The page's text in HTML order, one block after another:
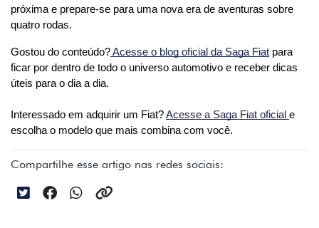
próxima e prepare-se para uma nova era de aventuras sobre
quatro rodas.
Gostou do conteúdo? Acesse o blog oficial da Saga Fiat para
ficar por dentro de todo o universo automotivo e receber dicas
úteis para o dia a dia.
Interessado em adquirir um Fiat? Acesse a Saga Fiat oficial e
escolha o modelo que mais combina com você.
Compartilhe esse artigo nas redes sociais: